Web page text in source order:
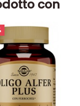
con